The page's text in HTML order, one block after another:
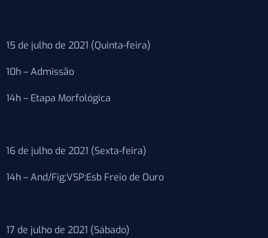
15 de julho de 2021 (Quinta-feira)
10h – Admissão
14h – Etapa Morfológica
16 de julho de 2021 (Sexta-feira)
14h – And/Fig;VSP;Esb Freio de Ouro
17 de julho de 2021 (Sábado)